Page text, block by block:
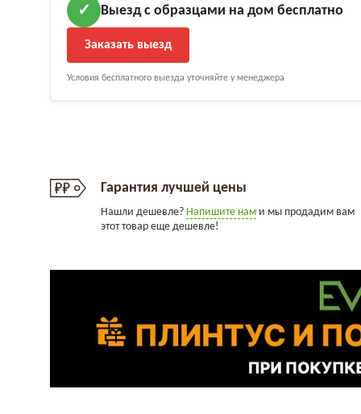
✓ Выезд с образцами на дом бесплатно
Заказать выезд
Условия бесплатного выезда уточняйте у менеджера
Гарантия лучшей цены
Нашли дешевле? Напишите нам и мы продадим вам
этот товар еще дешевле!